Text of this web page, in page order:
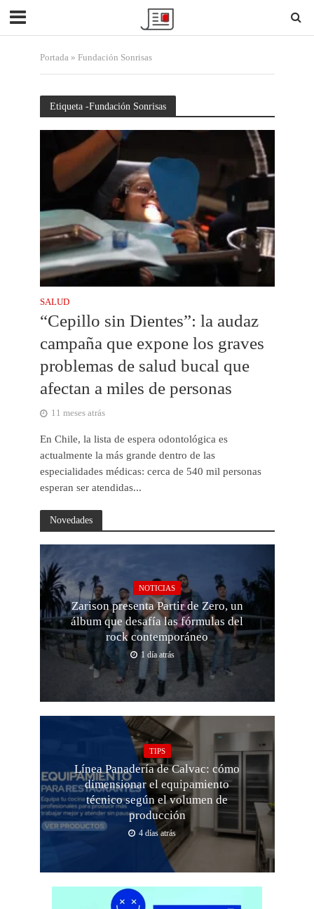
Portada» Fundación Sonrisas
Etiqueta -Fundación Sonrisas
SALUD
“Cepillo sin Dientes”: la audaz
campaña que expone los graves
problemas de salud bucal que
afectan a miles de personas
11 meses atrás
En Chile, la lista de espera odontológica es
actualmente la más grande dentro de las
especialidades médicas: cerca de 540 mil personas
esperan ser atendidas...
Novedades
NOTICIAS
Zarison presenta Partir de Zero, un
álbum que desafía las fórmulas del
rock contemporáneo
1 día atrás
TIPS
Línea Panadería de Calvac: cómo
dimensionar el equipamiento
técnico según el volumen de
producción
4 días atrás